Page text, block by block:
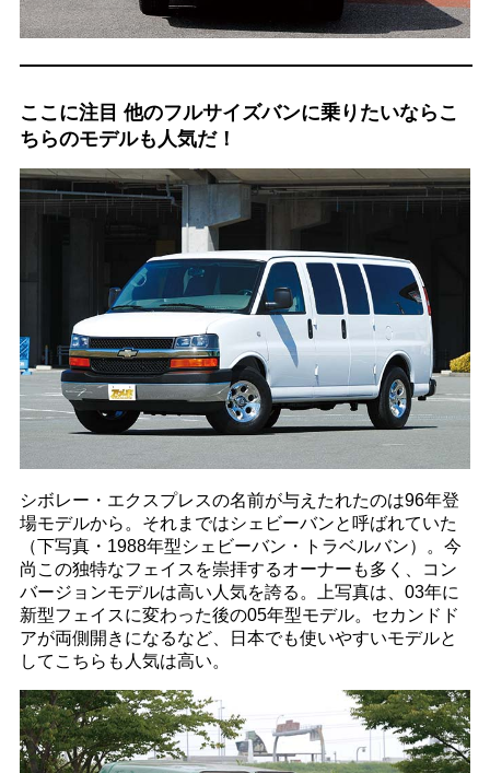
ここに注目 他のフルサイズバンに乗りたいならこ
ちらのモデルも人気だ！
シボレー・エクスプレスの名前が与えたれたのは96年登
場モデルから。それまではシェビーバンと呼ばれていた
（下写真・1988年型シェビーバン・トラベルバン）。今
尚この独特なフェイスを崇拝するオーナーも多く、コン
バージョンモデルは高い人気を誇る。上写真は、03年に
新型フェイスに変わった後の05年型モデル。セカンドド
アが両側開きになるなど、日本でも使いやすいモデルと
してこちらも人気は高い。